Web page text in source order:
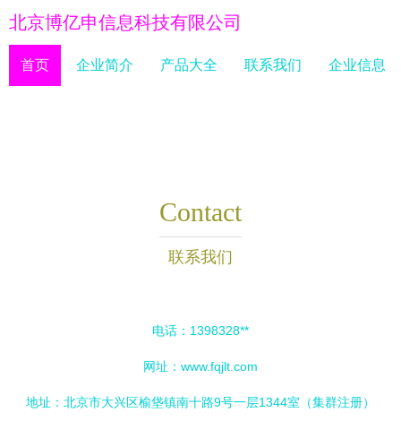
北京博亿申信息科技有限公司
首页 企业简介 产品大全 联系我们 企业信息
Contact
联系我们
电话：1398328**
网址： www.fqjlt.com
地址：北京市大兴区榆垡镇南十路9号一层1344室（集群注册）